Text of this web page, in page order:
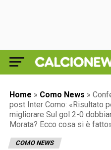
Home » Como News »
post Inter Como: «Risultato
migliorare Sul gol 2-0
Morata? Ecco cosa si è
COMO NEWS